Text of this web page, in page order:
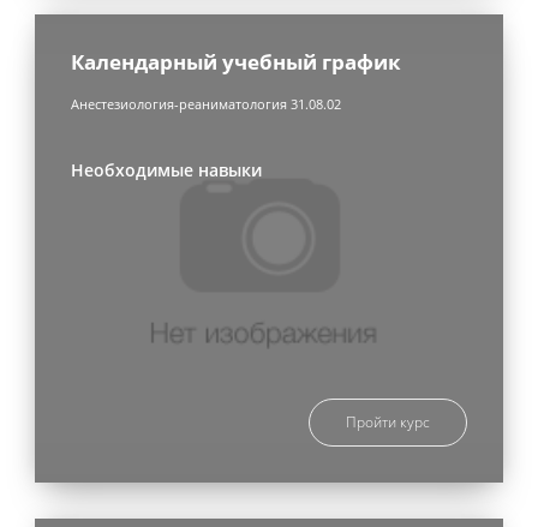
Календарный учебный график
Анестезиология-реаниматология 31.08.02
Необходимые навыки
Пройти курс